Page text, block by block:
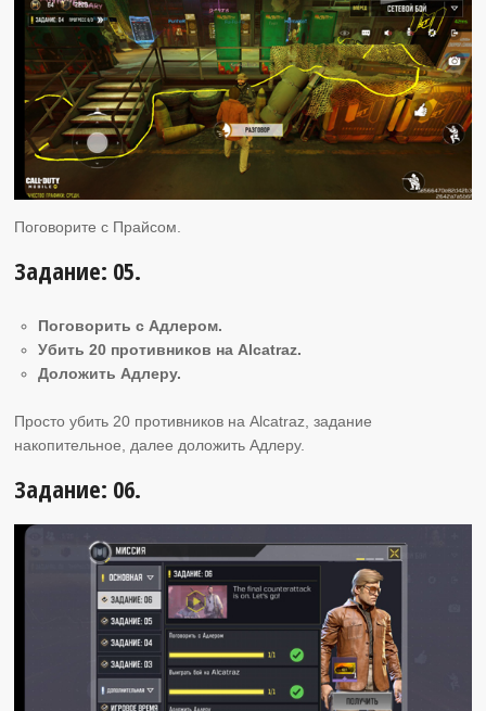
Поговорите с Прайсом.
Задание: 05.
Поговорить с Адлером.
Убить 20 противников на Alcatraz.
Доложить Адлеру.
Просто убить 20 противников на Alcatraz, задание
накопительное, далее доложить Адлеру.
Задание: 06.